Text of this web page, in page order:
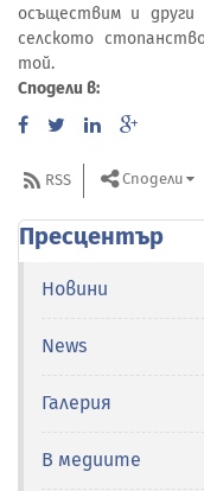
осъществим и
селското
той.
Сподели в:
RSS Сподели
Пресцентър
Новини
News
Галерия
В медиите